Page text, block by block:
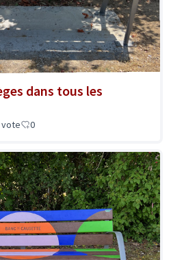
dans tous les
vote 0